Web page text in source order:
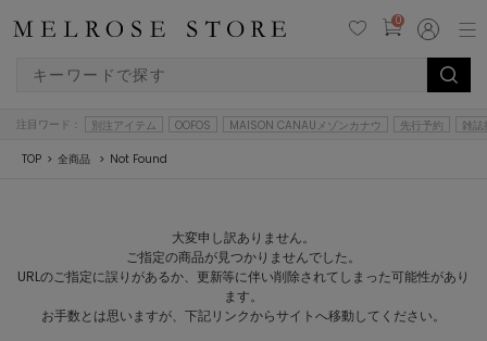
0
注目ワード： 別注アイテム OOFOS MAISON CANAUメゾンカナウ 先行予約 雑誌
TOP 全商品 Not Found
大変申し訳ありません。
ご指定の商品が見つかりませんでした。
URLのご指定に誤りがあるか、更新等に伴い削除されてしまった可能性があり
ます。
お手数とは思いますが、下記リンクからサイトへ移動してください。